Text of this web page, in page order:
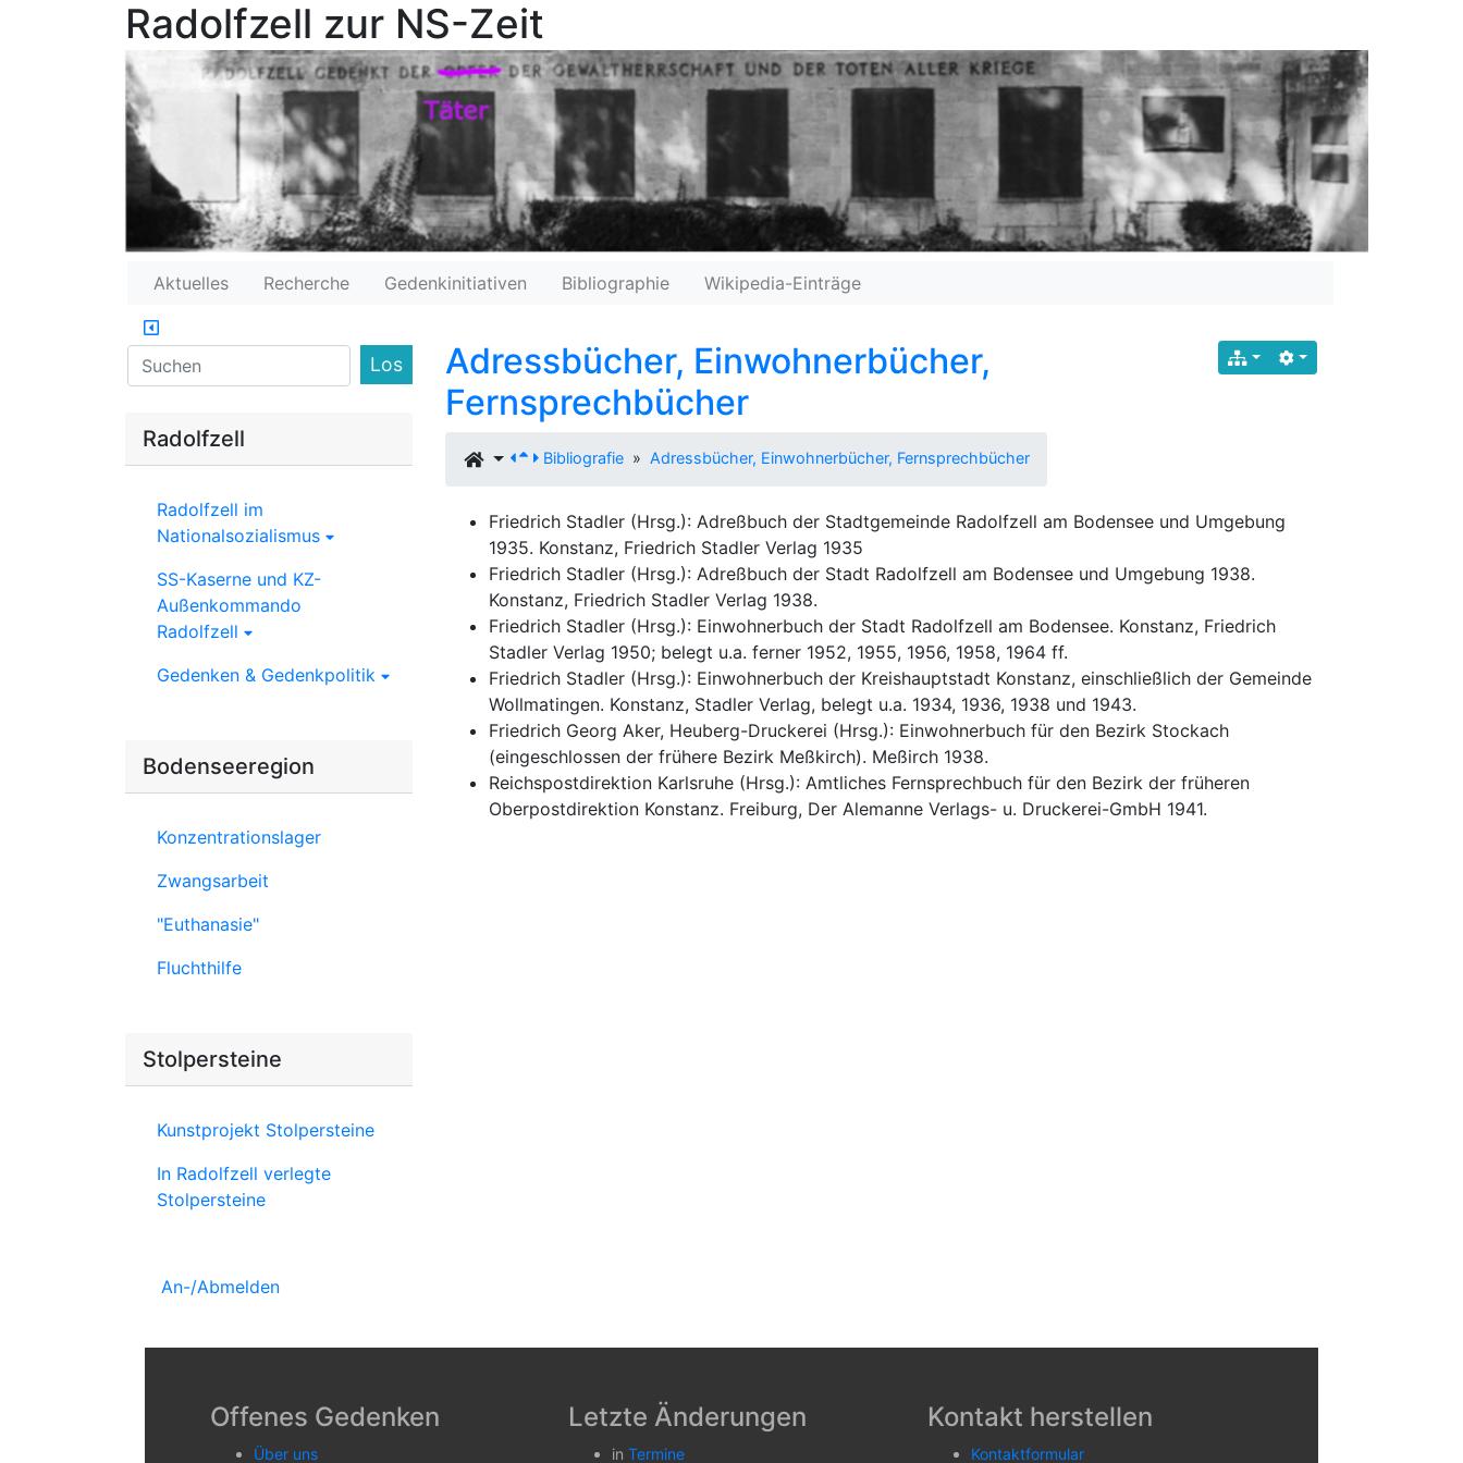
Radolfzell zur NS-Zeit
Aktuelles Recherche Gedenkinitiativen Bibliographie Wikipedia-Einträge
Adressbücher, Einwohnerbücher,
Fernsprechbücher
Bibliografie » Adressbücher, Einwohnerbücher, Fernsprechbücher
Friedrich Stadler (Hrsg.): Adreßbuch der Stadtgemeinde Radolfzell am Bodensee und Umgebung
1935. Konstanz, Friedrich Stadler Verlag 1935
Friedrich Stadler (Hrsg.): Adreßbuch der Stadt Radolfzell am Bodensee und Umgebung 1938.
Konstanz, Friedrich Stadler Verlag 1938.
Friedrich Stadler (Hrsg.): Einwohnerbuch der Stadt Radolfzell am Bodensee. Konstanz, Friedrich
Stadler Verlag 1950; belegt u.a. ferner 1952, 1955, 1956, 1958, 1964 ff.
Friedrich Stadler (Hrsg.): Einwohnerbuch der Kreishauptstadt Konstanz, einschließlich der Gemeinde
Wollmatingen. Konstanz, Stadler Verlag, belegt u.a. 1934, 1936, 1938 und 1943.
Friedrich Georg Aker, Heuberg-Druckerei (Hrsg.): Einwohnerbuch für den Bezirk Stockach
(eingeschlossen der frühere Bezirk Meßkirch). Meßirch 1938.
Reichspostdirektion Karlsruhe (Hrsg.): Amtliches Fernsprechbuch für den Bezirk der früheren
Oberpostdirektion Konstanz. Freiburg, Der Alemanne Verlags- u. Druckerei-GmbH 1941.
Find
Radolfzell
Radolfzell im
Nationalsozialismus
SS-Kaserne und KZ-
Außenkommando
Radolfzell
Gedenken & Gedenkpolitik
Bodenseeregion
Konzentrationslager
Zwangsarbeit
"Euthanasie"
Fluchthilfe
Stolpersteine
Kunstprojekt Stolpersteine
In Radolfzell verlegte
Stolpersteine
An-/Abmelden
Offenes Gedenken
Über uns
Letzte Änderungen
inTermine
Kontakt herstellen
Kontaktformular